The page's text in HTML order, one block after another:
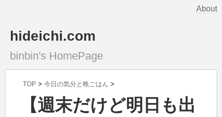
About
hideichi.com
binbin's HomePage
TOP > 今日の気分と晩ごはん >
【週末だけど明日も出